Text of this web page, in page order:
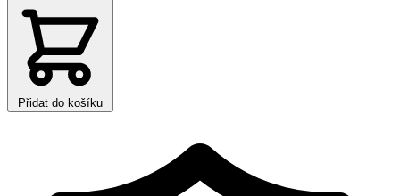
Přidat do košíku